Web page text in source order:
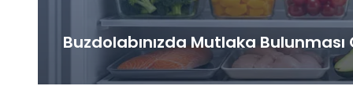
Buzdolabınızda Mutlaka Bulunması